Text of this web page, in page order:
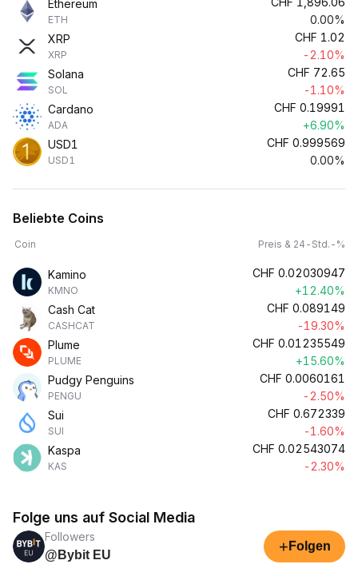
Ethereum
ETH
0.00%
XRP
XRP
CHF 1.02
-2.10%
Solana
SOL
CHF 72.65
-1.10%
Cardano
ADA
CHF 0.19991
+6.90%
USD1
USD1
CHF 0.999569
0.00%
Beliebte Coins
Coin Preis & 24-Std.-%
Kamino
KMNO
CHF 0.02030947
+12.40%
Cash Cat
CASHCAT
CHF 0.089149
-19.30%
Plume
PLUME
CHF 0.01235549
+15.60%
Pudgy Penguins
PENGU
CHF 0.0060161
-2.50%
Sui
SUI
CHF 0.672339
-1.60%
Kaspa
KAS
CHF 0.02543074
-2.30%
Folge uns auf Social Media
Followers
@Bybit EU
+ Folgen